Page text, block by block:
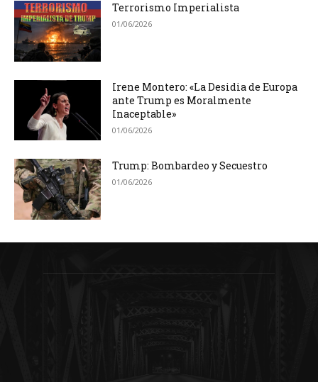
Terrorismo Imperialista
01/06/2026
Irene Montero: «La Desidia de Europa
ante Trump es Moralmente
Inaceptable»
01/06/2026
Trump: Bombardeo y Secuestro
01/06/2026